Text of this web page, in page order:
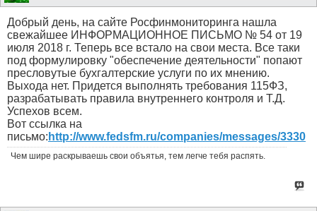
Добрый день, на сайте Росфинмониторинга нашла
свежайшее ИНФОРМАЦИОННОЕ ПИСЬМО № 54 от 19
июля 2018 г. Теперь все встало на свои места. Все таки
под формулировку "обеспечение деятельности" попают
пресловутые бухгалтерские услуги по их мнению.
Выхода нет. Придется выполнять требования 115ФЗ,
разрабатывать правила внутреннего контроля и Т.Д.
Успехов всем.
Вот ссылка на
письмо: http://www.fedsfm.ru/companies/messages/3330
Чем шире раскрываешь свои объятья, тем легче тебя распять.